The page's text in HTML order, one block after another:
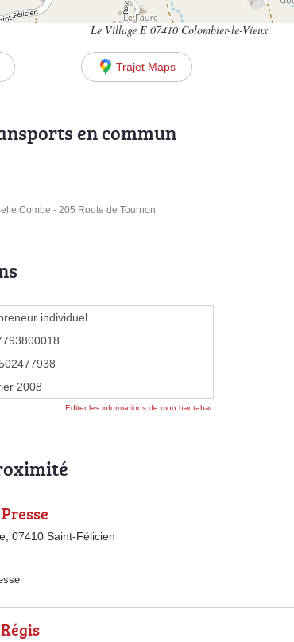
Le Village E 07410 Colombier-le-Vieux
Trajet Maps
en commun
Combe - 205 Route de Tournon
individuel
2008
Éditer les informations de mon bar tabac
07410 Saint-Félicien